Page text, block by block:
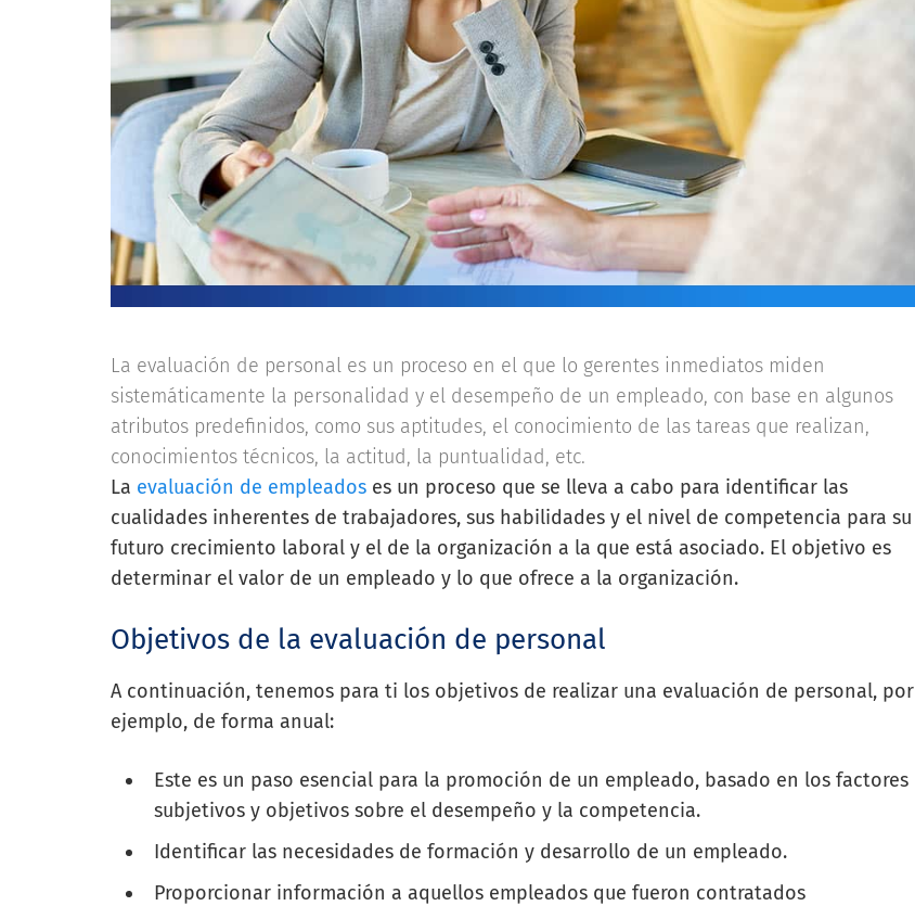
La evaluación de personal es un proceso en el que lo gerentes inmediatos miden
sistemáticamente la personalidad y el desempeño de un empleado, con base en algunos
atributos predefinidos, como sus aptitudes, el conocimiento de las tareas que realizan,
conocimientos técnicos, la actitud, la puntualidad, etc.
La evaluación de empleados es un proceso que se lleva a cabo para identificar las
cualidades inherentes de trabajadores, sus habilidades y el nivel de competencia para su
futuro crecimiento laboral y el de la organización a la que está asociado. El objetivo es
determinar el valor de un empleado y lo que ofrece a la organización.
Objetivos de la evaluación de personal
A continuación, tenemos para ti los objetivos de realizar una evaluación de personal, por
ejemplo, de forma anual:
Este es un paso esencial para la promoción de un empleado, basado en los factores
subjetivos y objetivos sobre el desempeño y la competencia.
Identificar las necesidades de formación y desarrollo de un empleado.
Proporcionar información a aquellos empleados que fueron contratados